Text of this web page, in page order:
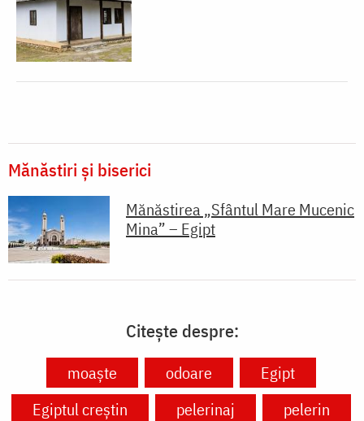
Mănăstiri și biserici
Mănăstirea „Sfântul Mare Mucenic
Mina” – Egipt
Citește despre:
moaște odoare
Egipt
Egiptul creștin
pelerinaj pelerin